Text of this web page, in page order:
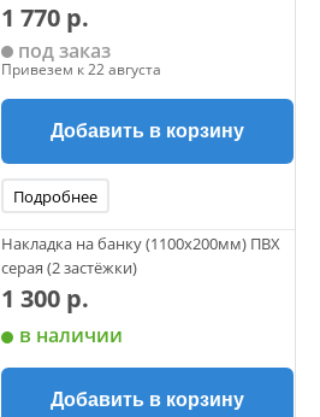
1 770 р.
под заказ
Привезем к 22 августа
Добавить в корзину
Подробнее
Накладка на банку (1100х200мм) ПВХ
серая (2 застёжки)
1 300 р.
в наличии
Добавить в корзину